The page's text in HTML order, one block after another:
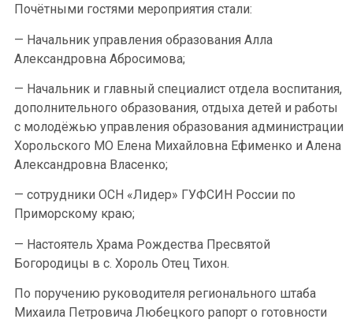
Почётными гостями мероприятия стали:
— Начальник управления образования Алла
Александровна Абросимова;
— Начальник и главный специалист отдела воспитания,
дополнительного образования, отдыха детей и работы
с молодёжью управления образования администрации
Хорольского МО Елена Михайловна Ефименко и Алена
Александровна Власенко;
— сотрудники ОСН «Лидер» ГУФСИН России по
Приморскому краю;
— Настоятель Храма Рождества Пресвятой
Богородицы в с. Хороль Отец Тихон.
По поручению руководителя регионального штаба
Михаила Петровича Любецкого рапорт о готовности